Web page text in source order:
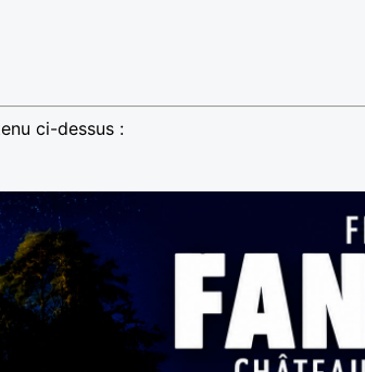
ci-dessus :